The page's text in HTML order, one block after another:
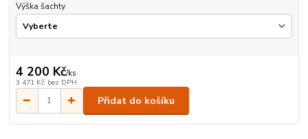
Výška šachty
4 200 Kč/ks
3 471 Kč bez DPH
Přidat do košíku